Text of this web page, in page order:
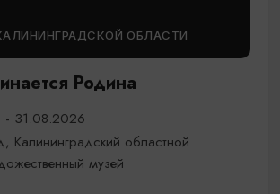
ОБЛАСТИ
Родина
31.08.2026
Калининградский областной
музей